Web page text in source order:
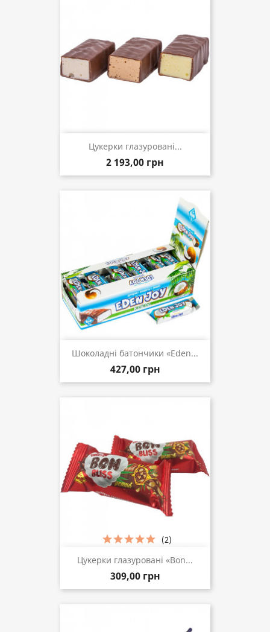
Цукерки глазуровані...
2 193,00 грн
Шоколадні батончики «Eden...
427,00 грн
Цукерки глазуровані «Bon...
309,00 грн
(2)